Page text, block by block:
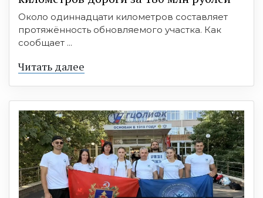
Около одиннадцати километров составляет
протяжённость обновляемого участка. Как
сообщает ...
Читать далее